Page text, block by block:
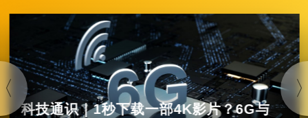
科技通识｜1秒下载一部4K影片？6G与